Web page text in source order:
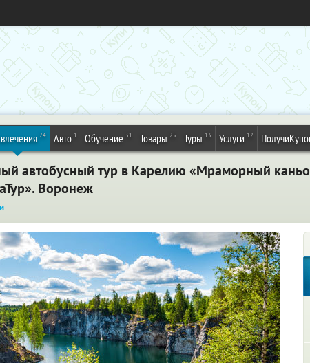
24 Авто 1 Обучение 31 Товары 25 Туры 13 Услуги 12
автобусный тур в Карелию «Мраморный
Воронеж